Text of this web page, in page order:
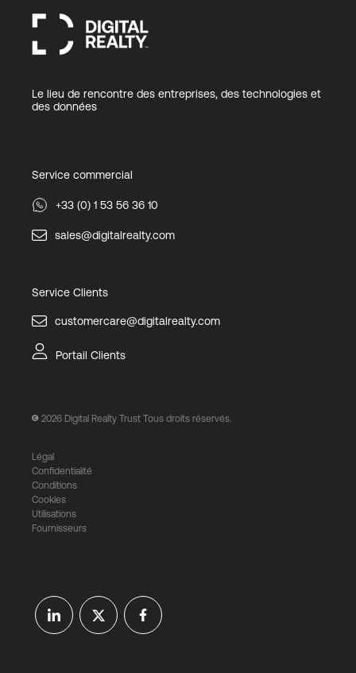
Le lieu de rencontre des entreprises, des technologies et
des données
Service commercial
+33 (0) 1 53 56 36 10
sales@digitalrealty.com
Service Clients
customercare@digitalrealty.com
Portail Clients
2026 Digital Realty Trust Tous droits réservés.
Légal
Confidentialité
Conditions
Cookies
Utilisations
Fournisseurs